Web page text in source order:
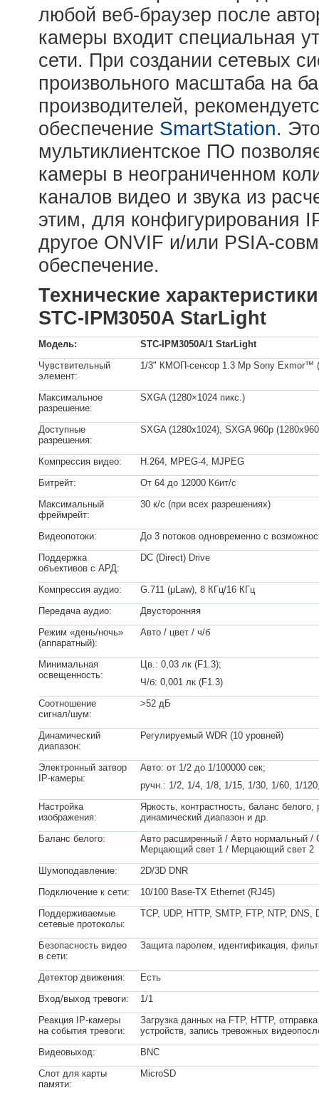
любой веб-браузер после
камеры входит специальная
сети. При создании сетевых
произвольного масштаба на
производителей,
обеспечение SmartStation.
мультиклиентское ПО
камеры в неограниченном
каналов видео и звука из
этим, для конфигурирования
другое ONVIF и/или PSIA-
обеспечение.
Технические
STC-IPM3050A StarLight
Модель:
STC-IPM3050A/1 StarLight
Чувствительный
элемент:
1/3" КМОП-сенсор 1.3 Mp Sony Exmor™
Максимальное
разрешение:
SXGA (1280×1024 пикс.)
Доступные
разрешения:
SXGA (1280х1024), SXGA 960p
Компрессия видео:
H.264, MPEG-4, MJPEG
Битрейт:
От 64 до 12000 Кбит/с
Максимальный
фреймрейт:
30 к/с (при всех разрешениях)
Видеопотоки:
До 3 потоков одновременно с
Поддержка
объективов с АРД:
DC (Direct) Drive
Компрессия аудио:
G.711 (μLaw), 8 КГц/16 КГц
Передача аудио:
Двусторонняя
Режим «день/ночь»
(аппаратный):
Авто / цвет / ч/б
Минимальная
освещенность:
Цв.: 0,03 лк (F1.3);
Ч/б: 0,001 лк (F1.3)
Соотношение
сигнал/шум:
>52 дБ
Динамический
диапазон:
Регулируемый WDR (10 уровней)
Электронный затвор
IP-камеры:
Авто: от 1/2 до 1/100000 сек;
ручн.: 1/2, 1/4, 1/8, 1/15, 1/30, 1/60, 1/
Настройка
изображения:
Яркость, контрастность, баланс
динамический диапазон и др.
Баланс белого:
Авто расширенный / Авто нормальный /
Мерцающий свет 1 / Мерцающий свет 2
Шумоподавление:
2D/3D DNR
Подключение к сети:
10/100 Base-TX Ethernet (RJ45)
Поддерживаемые
сетевые протоколы:
TCP, UDP, HTTP, SMTP, FTP, NTP, DNS,
Безопасность видео
в сети:
Защита паролем, идентификация,
Детектор движения:
Есть
Вход/выход тревоги:
1/1
Реакция IP-камеры
на события тревоги:
Загрузка данных на FTP, HTTP,
устройств, запись тревожных
Видеовыход:
BNC
Слот для карты
памяти:
MicroSD